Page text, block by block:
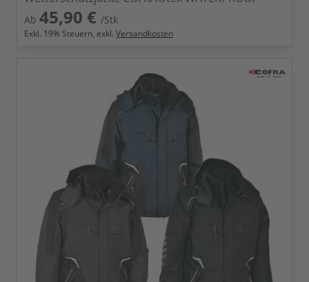
Ab 45,90 € /Stk
Exkl. 19% Steuern, exkl. Versandkosten